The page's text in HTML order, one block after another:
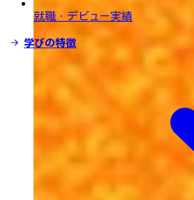
就職・デビュー実績
学びの特徴